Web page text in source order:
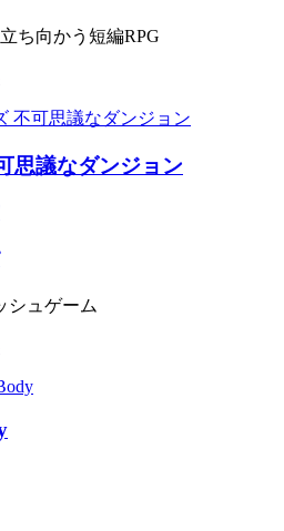
ち向かう短編RPG
思議なダンジョン
シュゲーム